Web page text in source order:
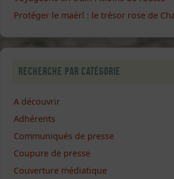
Protéger le maërl : le trésor rose de
Recherche par catégorie
A découvrir
Adhérents
Communiqués de presse
Coupure de presse
Couverture médiatique